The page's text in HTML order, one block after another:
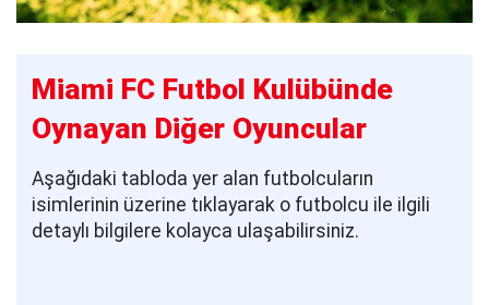
Miami FC Futbol Kulübünde
Oynayan Diğer Oyuncular
Aşağıdaki tabloda yer alan futbolcuların
isimlerinin üzerine tıklayarak o futbolcu ile ilgili
detaylı bilgilere kolayca ulaşabilirsiniz.